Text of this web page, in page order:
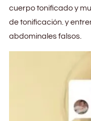
cuerpo tonificado y
de tonificación. y
abdominales falsos.